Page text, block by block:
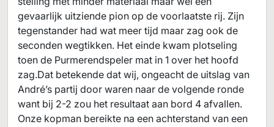
gevaarlijk uitziende pion op de voorlaatste rij. Zijn
tegenstander had wat meer tijd maar zag ook de
seconden wegtikken. Het einde kwam plotseling
toen de Purmerendspeler mat in 1 over het hoofd
zag.Dat betekende dat wij, ongeacht de uitslag van
André’s partij door waren naar de volgende ronde
want bij 2-2 zou het resultaat aan bord 4 afvallen.
Onze kopman bereikte na een achterstand van een